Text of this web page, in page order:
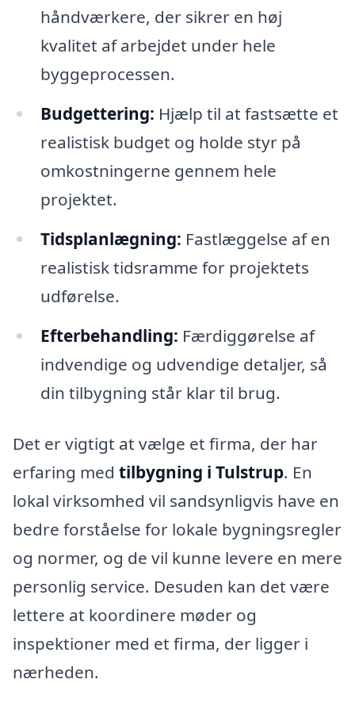
håndværkere, der sikrer en høj
kvalitet af arbejdet under hele
byggeprocessen.
Budgettering: Hjælp til at fastsætte et
realistisk budget og holde styr på
omkostningerne gennem hele
projektet.
Tidsplanlægning: Fastlæggelse af en
realistisk tidsramme for projektets
udførelse.
Efterbehandling: Færdiggørelse af
indvendige og udvendige detaljer, så
din tilbygning står klar til brug.
Det er vigtigt at vælge et firma, der har
erfaring med tilbygning i Tulstrup. En
lokal virksomhed vil sandsynligvis have en
bedre forståelse for lokale bygningsregler
og normer, og de vil kunne levere en mere
personlig service. Desuden kan det være
lettere at koordinere møder og
inspektioner med et firma, der ligger i
nærheden.